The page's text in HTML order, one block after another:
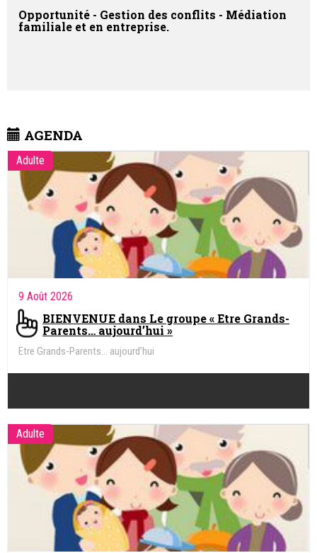
Opportunité - Gestion des conflits - Médiation
familiale et en entreprise.
AGENDA
Adulte
9 Août 2026
BIENVENUE dans Le groupe « Etre Grands-
Parents… aujourd’hui »
Etre Grands-Parents… aujourd’hui
Adulte